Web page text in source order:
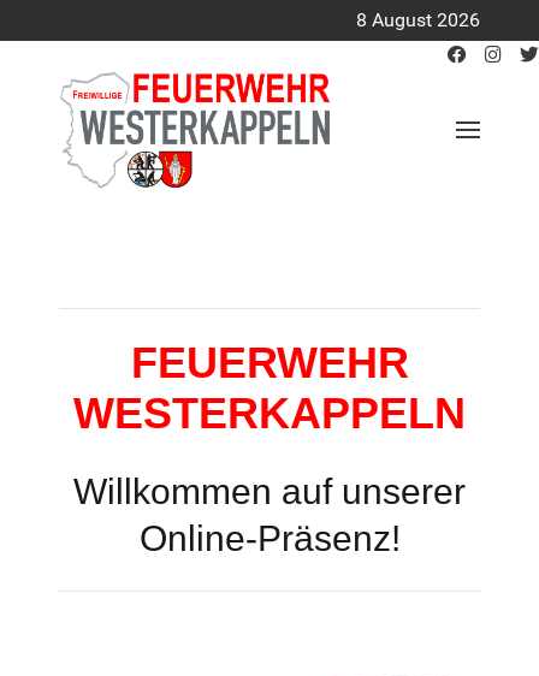
8 August 2026
FEUERWEHR
WESTERKAPPELN
Willkommen auf unserer
Online-Präsenz!